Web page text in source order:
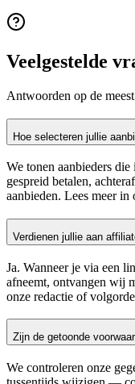
Veelgestelde
Antwoorden op de
Hoe selecteren jullie
We tonen aanbieders
gespreid betalen,
aanbieden. Lees meer in
Verdienen jullie aan
Ja. Wanneer je via een
afneemt, ontvangen wij
onze redactie of
Zijn de getoonde
We controleren onze